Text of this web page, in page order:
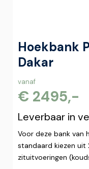
Hoekbank
Dakar
vanaf
€ 2495,-
Leverbaar in
Voor deze bank van
standaard kiezen
zituitvoeringen